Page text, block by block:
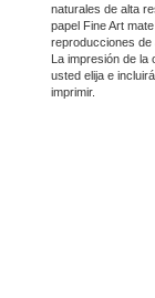
naturales de alta
papel Fine Art
reproducciones de
La impresión de la
usted elija e
imprimir.